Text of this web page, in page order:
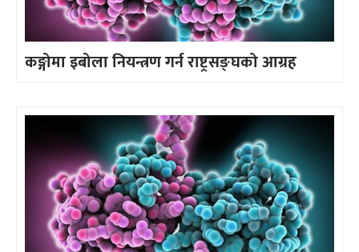
कङ्गोमा इबोला नियन्त्रण गर्न राष्ट्रसङ्घको आग्रह